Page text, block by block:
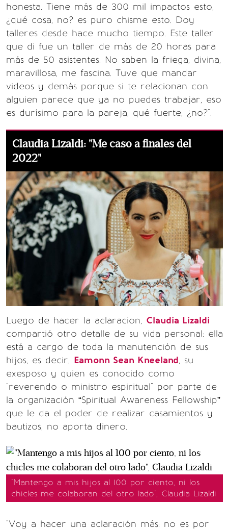
honesta. Tiene más de 300 mil impactos esto,
¿qué cosa, no? es puro chisme esto. Doy
talleres desde hace mucho tiempo. Este taller
que di fue un taller de más de 20 horas para
más de 50 asistentes. No saben la friega, divina,
maravillosa, me fascina. Tuve que mandar
videos y demás porque si te relacionan con
alguien parece que ya no puedes trabajar, eso
es durísimo para la pareja, qué fuerte, ¿no?".
Claudia Lizaldi: "Me caso a finales del
2022"
Luego de hacer la aclaracion, Claudia Lizaldi
compartió otro detalle de su vida personal: ella
está a cargo de toda la manutención de sus
hijos, es decir, Eamonn Sean Kneeland, su
exesposo y quien es conocido como
"reverendo o ministro espiritual" por parte de
la organización “Spiritual Awareness Fellowship”
que le da el poder de realizar casamientos y
bautizos, no aporta dinero.
"Mantengo a mis hijos al 100 por ciento, ni los
chicles me colaboran del otro lado", Claudia Lizaldi
"Voy a hacer una aclaración más: no es por